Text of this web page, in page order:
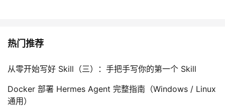
热门推荐
从零开始写好 Skill（三）：手把手写你的第一个 Skill
Docker 部署 Hermes Agent 完整指南（Windows / Linux
通用）